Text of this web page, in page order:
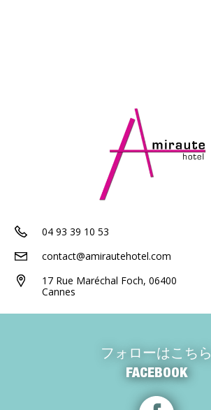
04 93 39 10 53
contact@amirautehotel.com
17 Rue Maréchal Foch, 06400
Cannes
フォローはこちら
FACEBOOK